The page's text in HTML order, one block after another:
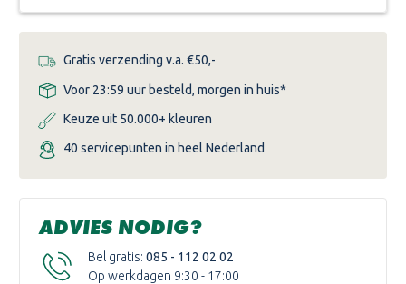
Gratis verzending v.a. €50,-
Voor 23:59 uur besteld, morgen in huis*
Keuze uit 50.000+ kleuren
40 servicepunten in heel Nederland
ADVIES NODIG?
Bel gratis: 085 - 112 02 02
Op werkdagen 9:30 - 17:00